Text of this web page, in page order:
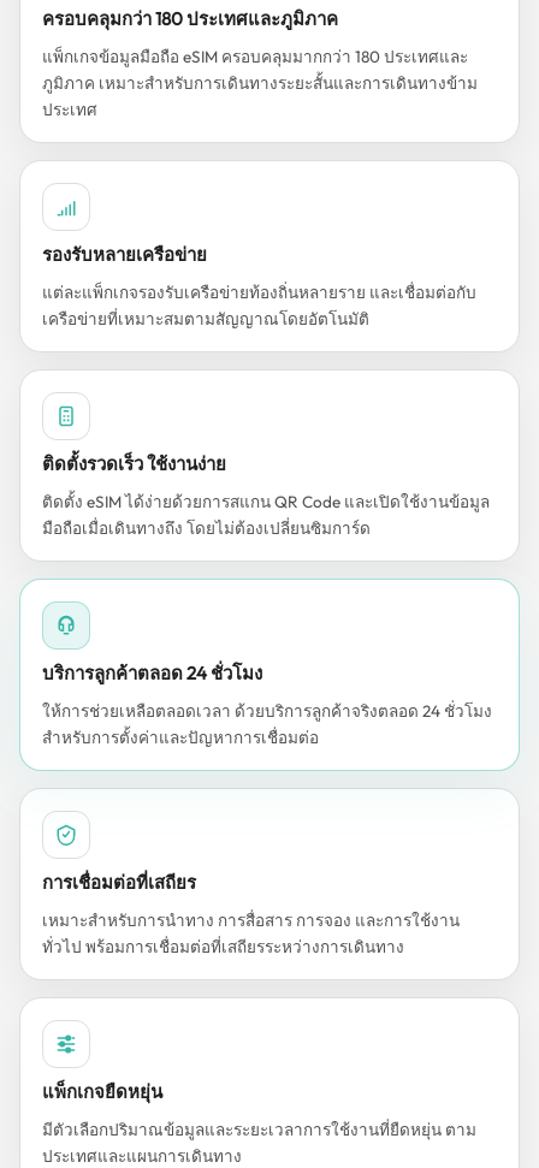
ครอบคลุมกว่า 180 ประเทศและภูมิภาค
แพ็กเกจข้อมูลมือถือ eSIM ครอบคลุมมากกว่า 180 ประเทศและ
ภูมิภาค เหมาะสำหรับการเดินทางระยะสั้นและการเดินทางข้าม
ประเทศ
รองรับหลายเครือข่าย
แต่ละแพ็กเกจรองรับเครือข่ายท้องถิ่นหลายราย และเชื่อมต่อกับ
เครือข่ายที่เหมาะสมตามสัญญาณโดยอัตโนมัติ
ติดตั้งรวดเร็ว ใช้งานง่าย
ติดตั้ง eSIM ได้ง่ายด้วยการสแกน QR Code และเปิดใช้งานข้อมูล
มือถือเมื่อเดินทางถึง โดยไม่ต้องเปลี่ยนซิมการ์ด
บริการลูกค้าตลอด 24 ชั่วโมง
ให้การช่วยเหลือตลอดเวลา ด้วยบริการลูกค้าจริงตลอด 24 ชั่วโมง
สำหรับการตั้งค่าและปัญหาการเชื่อมต่อ
การเชื่อมต่อที่เสถียร
เหมาะสำหรับการนำทาง การสื่อสาร การจอง และการใช้งาน
ทั่วไป พร้อมการเชื่อมต่อที่เสถียรระหว่างการเดินทาง
แพ็กเกจยืดหยุ่น
มีตัวเลือกปริมาณข้อมูลและระยะเวลาการใช้งานที่ยืดหยุ่น ตาม
ประเทศและแผนการเดินทาง